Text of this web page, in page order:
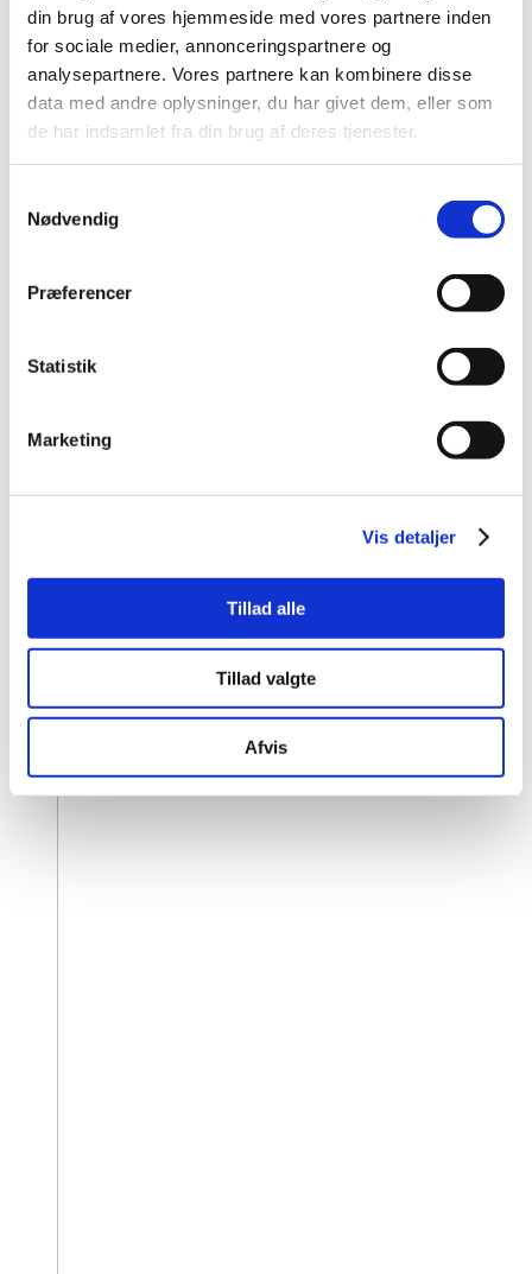
din brug af vores hjemmeside med vores partnere inden
for sociale medier, annonceringspartnere og
analysepartnere. Vores partnere kan kombinere disse
data med andre oplysninger, du har givet dem, eller som
de har indsamlet fra din brug af deres tjenester.
Nødvendig
Præferencer
Statistik
Marketing
Vis detaljer
Tillad alle
Tillad valgte
Afvis